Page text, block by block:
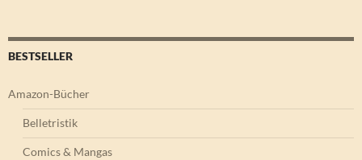
BESTSELLER
Amazon-Bücher
Belletristik
Comics & Mangas